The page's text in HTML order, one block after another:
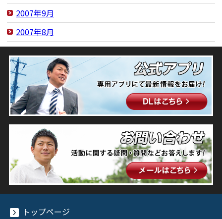
2007年9月
2007年8月
トップページ